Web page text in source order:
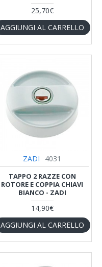
25,70€
AGGIUNGI AL CARRELLO
ZADI 4031
TAPPO 2 RAZZE CON
ROTORE E COPPIA CHIAVI
BIANCO - ZADI
14,90€
AGGIUNGI AL CARRELLO